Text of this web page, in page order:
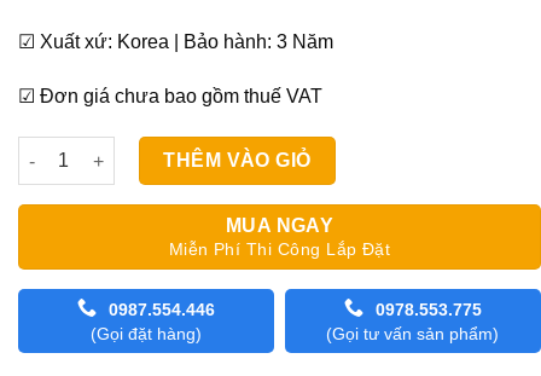
☑ Xuất xứ: Korea | Bảo hành: 3 Năm
☑ Đơn giá chưa bao gồm thuế VAT
Màn Cuốn Đẹp Giá Rẻ Sankaku SQ 007 số lượng
THÊM VÀO GIỎ
MUA NGAY
Miễn Phí Thi Công Lắp Đặt
0987.554.446
(Gọi đặt hàng)
0978.553.775
(Gọi tư vấn sản phẩm)